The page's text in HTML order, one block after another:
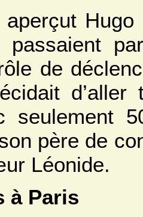
passaient
de
seulement
père de
Léonide.
à Paris